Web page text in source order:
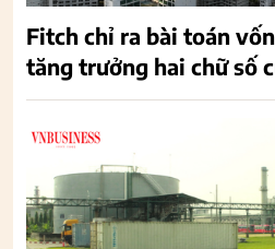
Fitch chỉ ra bài toán
tăng trưởng hai chữ số